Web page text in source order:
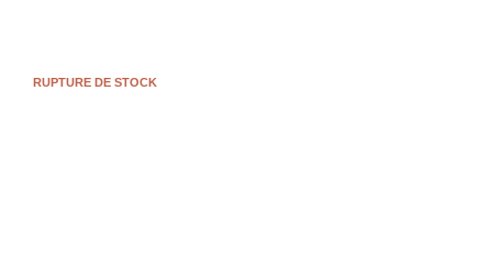
RUPTURE DE STOCK